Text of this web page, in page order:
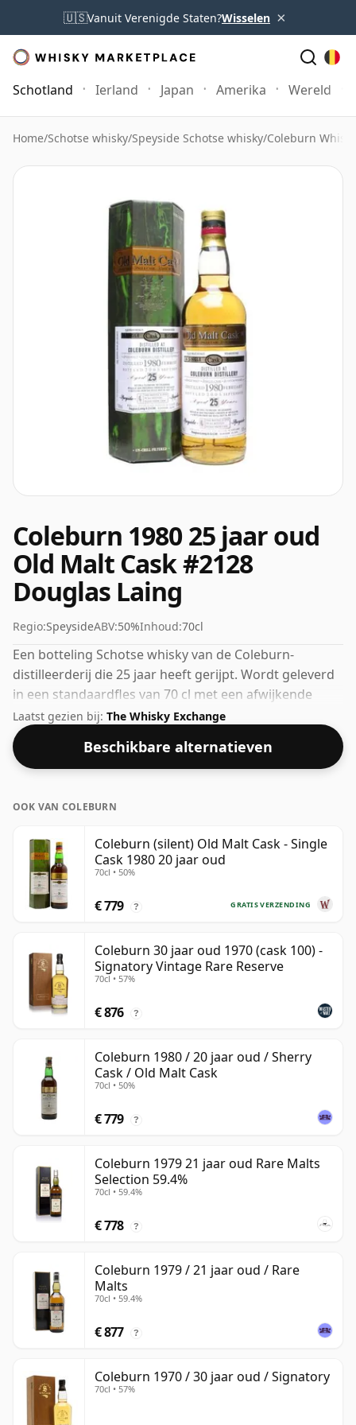
🇺🇸Vanuit Verenigde Staten?Wisselen ×
Schotland Ierland Japan Amerika Wereld
Home/Schotse whisky/Speyside Schotse whisky/Coleburn Whisky
Coleburn 1980 25 jaar oud
Old Malt Cask #2128
Douglas Laing
Regio:SpeysideABV:50%Inhoud:70cl
Een botteling Schotse whisky van de Coleburn-
distilleerderij die 25 jaar heeft gerijpt. Wordt geleverd
in een standaardfles van 70 cl met een afwijkende
sterkte van 50%.
Laatst gezien bij: The Whisky Exchange
Beschikbare alternatieven
OOK VAN COLEBURN
Coleburn (silent) Old Malt Cask - Single
Cask 1980 20 jaar oud
70cl • 50%
GRATIS VERZENDING
€ 779 ?
Coleburn 30 jaar oud 1970 (cask 100) -
Signatory Vintage Rare Reserve
70cl • 57%
€ 876 ?
Coleburn 1980 / 20 jaar oud / Sherry
Cask / Old Malt Cask
70cl • 50%
€ 779 ?
Coleburn 1979 21 jaar oud Rare Malts
Selection 59.4%
70cl • 59.4%
€ 778 ?
Coleburn 1979 / 21 jaar oud / Rare
Malts
70cl • 59.4%
€ 877 ?
Coleburn 1970 / 30 jaar oud / Signatory
70cl • 57%